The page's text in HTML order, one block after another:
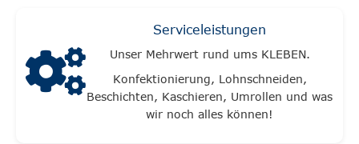
Serviceleistungen
Unser Mehrwert rund ums KLEBEN.
Konfektionierung, Lohnschneiden,
Beschichten, Kaschieren, Umrollen und was
wir noch alles können!